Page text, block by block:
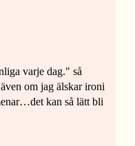
varje dag." så
om jag älskar ironi
kan så lätt bli